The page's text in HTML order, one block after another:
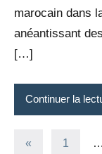
marocain dans
anéantissant
[…]
Continuer la
« Publications
1 …